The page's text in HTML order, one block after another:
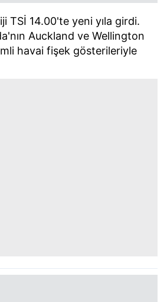
TSİ 14.00'te yeni yıla girdi.
Auckland ve Wellington
havai fişek gösterileriyle